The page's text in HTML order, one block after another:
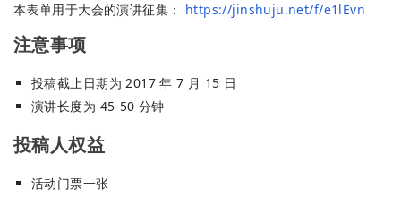
本表单用于大会的演讲征集： https://jinshuju.net/f/e1lEvn
注意事项
投稿截止日期为 2017 年 7 月 15 日
演讲长度为 45-50 分钟
投稿人权益
活动门票一张